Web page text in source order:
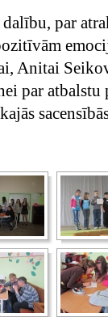
par
Anitai
par atbalstu